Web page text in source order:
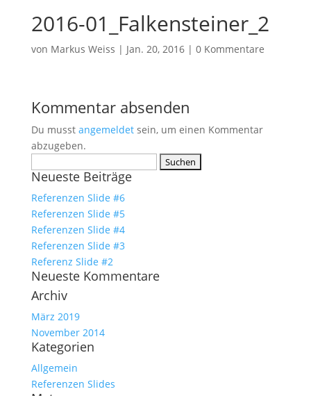
2016-01_Falkensteiner_2
von Markus Weiss | Jan. 20, 2016| 0 Kommentare
Kommentar absenden
Du musst angemeldetsein, um einen Kommentar
abzugeben.
nach:
Neueste Beiträge
Referenzen Slide #6
Referenzen Slide #5
Referenzen Slide #4
Referenzen Slide #3
Referenz Slide #2
Neueste Kommentare
Archiv
März 2019
November 2014
Kategorien
Allgemein
Referenzen Slides